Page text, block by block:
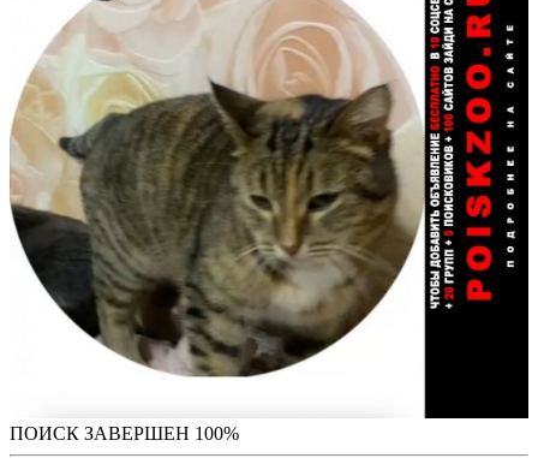
ПОИСК ЗАВЕРШЕН 100%